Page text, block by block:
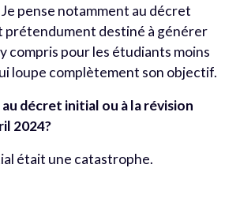
pense notamment au décret
prétendument destiné à générer
compris pour les étudiants moins
loupe complètement son objectif.
au décret initial ou à la révision
2024?
était une catastrophe.